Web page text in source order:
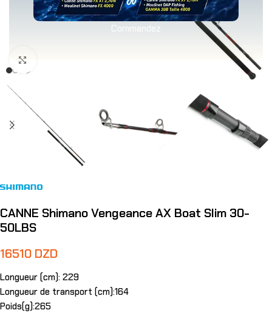
Commandez
CANNE Shimano Vengeance AX Boat Slim 30-
50LBS
16510 DZD
Longueur (cm): 229
Longueur de transport (cm):164
Poids(g):265